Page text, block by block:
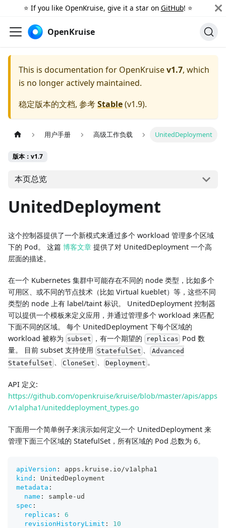
⭐️ If you like OpenKruise, give it a star on GitHub! ⭐️
OpenKruise
This is documentation for OpenKruisev1.7, which
is no longer actively maintained.
稳定版本的文档, 参考Stable(v1.9).
用户手册 高级工作负载 UnitedDeployment
版本：v1.7
本页总览
UnitedDeployment
这个控制器提供了一个新模式来通过多个 workload 管理多个区域
下的 Pod。 这篇 博客文章 提供了对 UnitedDeployment 一个高
层面的描述。
在一个 Kubernetes 集群中可能存在不同的 node 类型，比如多个
可用区、或不同的节点技术（比如 Virtual kueblet）等，这些不同
类型的 node 上有 label/taint 标识。 UnitedDeployment 控制器
可以提供一个模板来定义应用，并通过管理多个 workload 来匹配
下面不同的区域。 每个 UnitedDeployment 下每个区域的
workload 被称为 subset ，有一个期望的 replicas Pod 数
量。 目前 subset 支持使用 StatefulSet 、 Advanced
StatefulSet 、 CloneSet 、 Deployment 。
API 定义:
https://github.com/openkruise/kruise/blob/master/apis/apps
/v1alpha1/uniteddeployment_types.go
下面用一个简单例子来演示如何定义一个 UnitedDeployment 来
管理下面三个区域的 StatefulSet，所有区域的 Pod 总数为 6。
apiVersion :
apps.kruise.io/v1alpha1
kind :
UnitedDeployment
metadata :
name : sample - ud
spec :
replicas :
6
revisionHistoryLimit :
10